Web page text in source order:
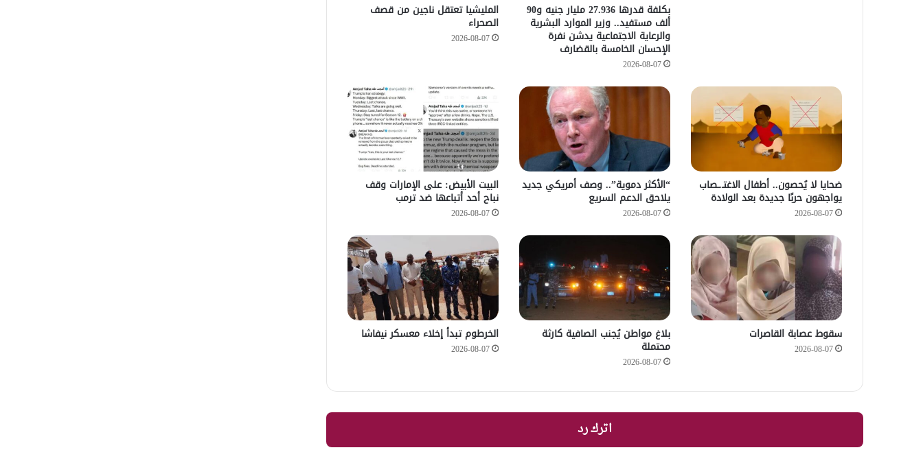
​بكلفة قدرها 27.936 مليار جنيه و90
ألف مستفيد.. وزير الموارد البشرية
والرعاية الاجتماعية يدشن نفرة
الإحسان الخامسة بالقضارف
2026-08-07
المليشيا تعتقل ناجين من قصف
الصحراء
2026-08-07
ضحايا لا يُحصون.. أطفال الاغتـ.ـصاب
يواجهون حربًا جديدة بعد الولادة
2026-08-07
“الأكثر دموية”.. وصف أمريكي جديد
يلاحق الدعم السريع
2026-08-07
‏البيت الأبيض: على ⁧‫الإمارات‬⁩ وقف
نباح أحد أتباعها ضد ترمب
2026-08-07
سقوط عصابة القاصرات
2026-08-07
بلاغ مواطن يُجنب الصافية كارثة
محتملة
2026-08-07
الخرطوم تبدأ إخلاء معسكر نيفاشا
2026-08-07
اترك رد